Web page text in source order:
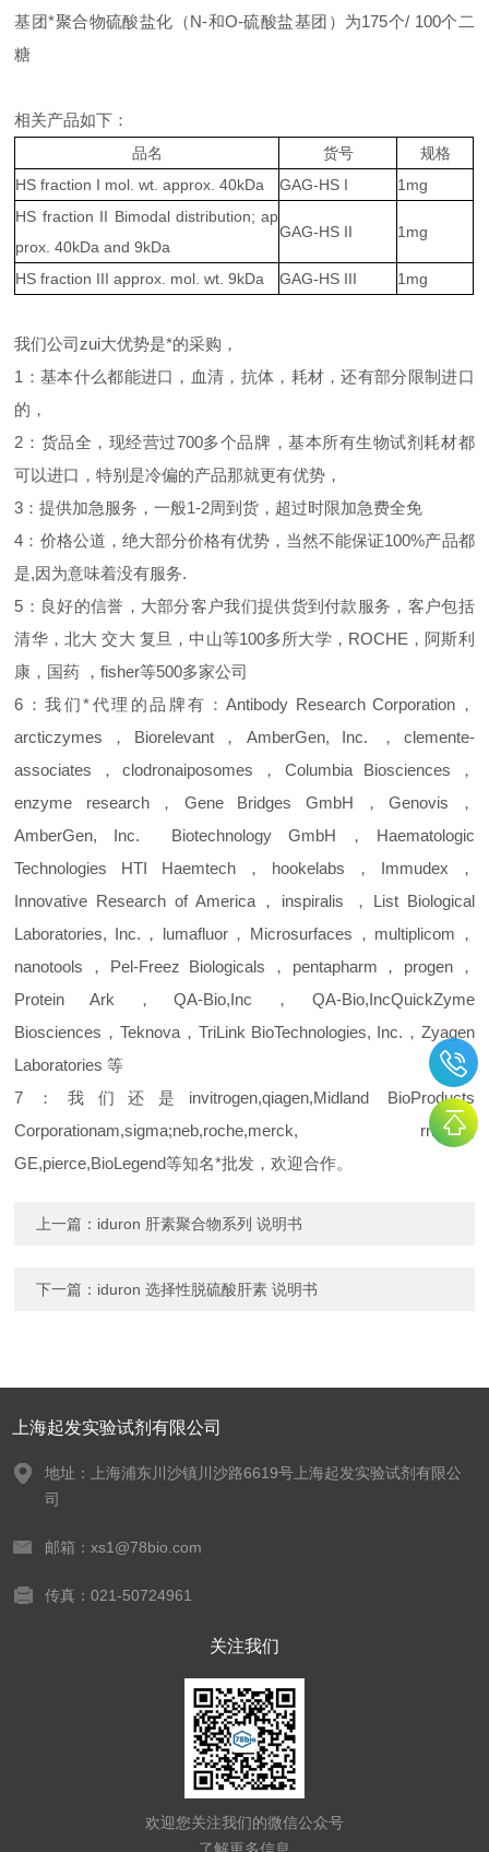
基团*聚合物硫酸盐化（N-和O-硫酸盐基团）为175个/ 100个二
糖
相关产品如下：
品名 货号
规格
HS fraction I mol. wt. approx. 40kDa
GAG-HS I
1mg
HS fraction II Bimodal distribution; ap
prox. 40kDa and 9kDa
GAG-HS II 1mg
HS fraction III approx. mol. wt. 9kDa GAG-HS III 1mg
我们公司zui大优势是*的采购，
1：基本什么都能进口，血清，抗体，耗材，还有部分限制进口
的，
2：货品全，现经营过700多个品牌，基本所有生物试剂耗材都
可以进口，特别是冷偏的产品那就更有优势，
3：提供加急服务，一般1-2周到货，超过时限加急费全免
4：价格公道，绝大部分价格有优势，当然不能保证100%产品都
是,因为意味着没有服务.
5：良好的信誉，大部分客户我们提供货到付款服务，客户包括
清华，北大 交大 复旦，中山等100多所大学，ROCHE，阿斯利
康，国药 ，fisher等500多家公司
6：我们*代理的品牌有：Antibody Research Corporation，
arcticzymes，Biorelevant， AmberGen, Inc.
，clemente-
associates，clodronaiposomes，Columbia Biosciences，
enzyme research，Gene Bridges GmbH，Genovis，
AmberGen, Inc.
Biotechnology GmbH，Haematologic
Technologies HTI Haemtech，hookelabs，Immudex，
Innovative Research of America，inspiralis ，List Biological
Laboratories, Inc.，lumafluor，Microsurfaces，multiplicom，
nanotools，Pel-Freez Biologicals，pentapharm，progen，
Protein Ark，QA-Bio,Inc，QA-Bio,IncQuickZyme
Biosciences，Teknova，TriLink BioTechnologies, Inc.，Zyagen
Laboratories 等
7：我们还是invitrogen,qiagen,Midland BioProducts
Corporationam,sigma;neb,roche,merck, rnd,BD,
GE,pierce,BioLegend等知名*批发，欢迎合作。
上一篇： iduron 肝素聚合物系列 说明书
下一篇： iduron 选择性脱硫酸肝素 说明书
上海起发实验试剂有限公司
地址：上海浦东川沙镇川沙路6619号上海起发实验试剂有限公
司
邮箱：xs1@78bio.com
传真：021-50724961
关注我们
欢迎您关注我们的微信公众号